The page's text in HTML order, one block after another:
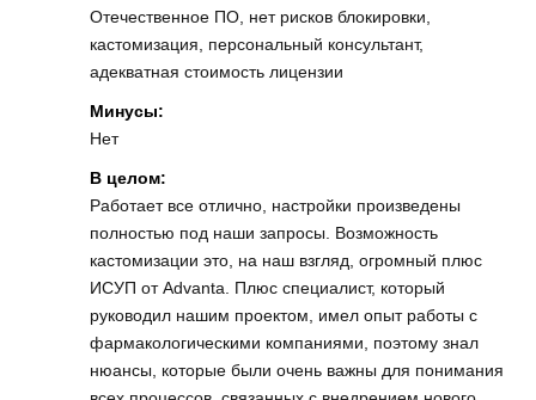
Отечественное ПО, нет рисков блокировки,
кастомизация, персональный консультант,
адекватная стоимость лицензии
Минусы:
Нет
В целом:
Работает все отлично, настройки произведены
полностью под наши запросы. Возможность
кастомизации это, на наш взгляд, огромный плюс
ИСУП от Аdvanta. Плюс специалист, который
руководил нашим проектом, имел опыт работы с
фармакологическими компаниями, поэтому знал
нюансы, которые были очень важны для понимания